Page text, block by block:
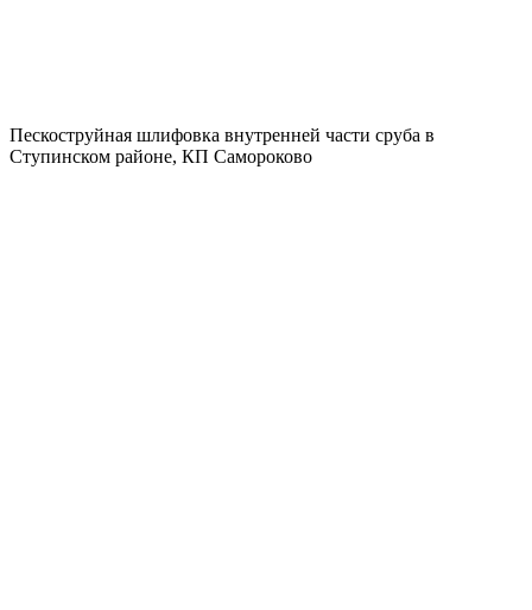
Пескоструйная шлифовка внутренней части сруба в
Ступинском районе, КП Самороково